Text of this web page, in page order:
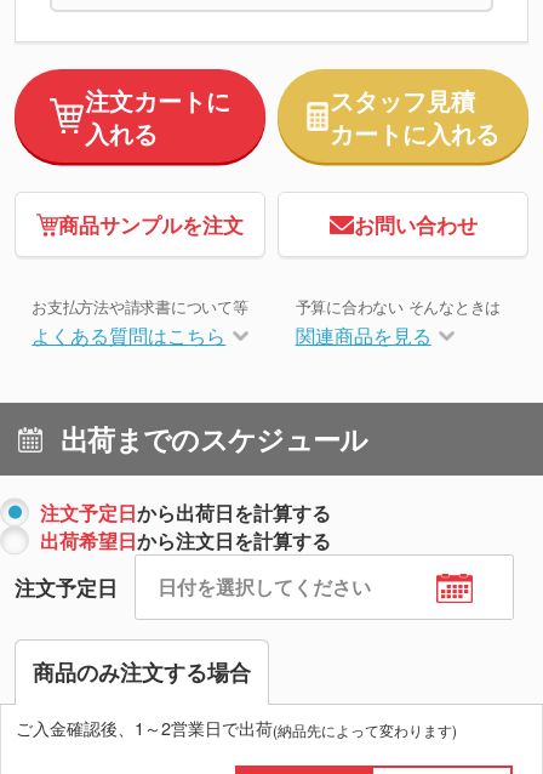
注文カートに
入れる
スタッフ見積
カートに入れる
商品サンプルを注文 お問い合わせ
お支払方法や請求書について等
よくある質問はこちら
予算に合わない そんなときは
関連商品を見る
出荷までのスケジュール
注文予定日から出荷日を計算する
出荷希望日から注文日を計算する
注文予定日
商品のみ注文する場合
ご入金確認後、1～2営業日で出荷(納品先によって変わります)